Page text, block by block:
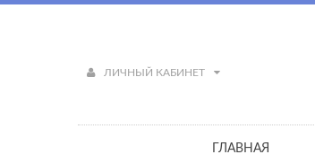
ЛИЧНЫЙ КАБИНЕТ
ГЛАВНАЯ